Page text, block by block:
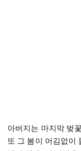
아버지는 마지막 벚
또 그 봄이 어김없이